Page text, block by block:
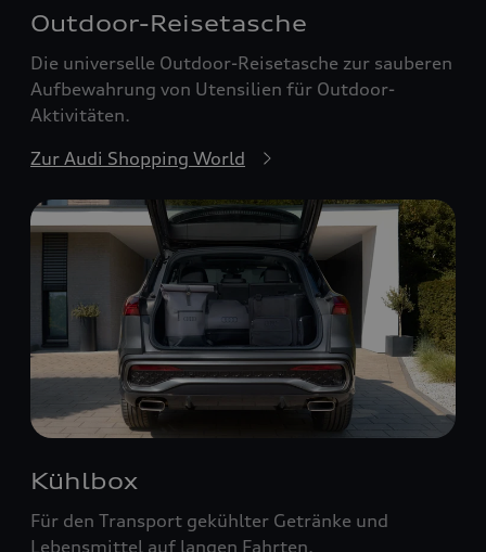
Outdoor-Reisetasche
Die universelle Outdoor-Reisetasche zur sauberen
Aufbewahrung von Utensilien für Outdoor-
Aktivitäten.
Zur Audi Shopping World
Kühlbox
Für den Transport gekühlter Getränke und
Lebensmittel auf langen Fahrten.